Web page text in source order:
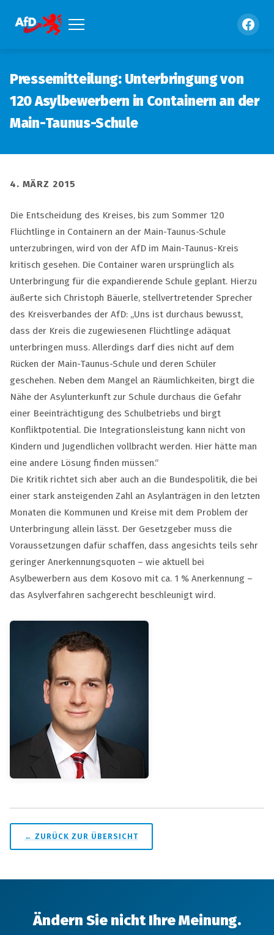
Pressemitteilung: Unterbringung von
120 Asylbewerbern in Containern an der
Main-Taunus-Schule
4. MÄRZ 2015
Die Entscheidung des Kreises, bis zum Sommer 120
Flüchtlinge in Containern an der Main-Taunus-Schule
unterzubringen, wird von der AfD im Main-Taunus-Kreis
kritisch gesehen. Die Container waren ursprünglich als
Unterbringung für die expandierende Schule geplant. Hierzu
äußerte sich Christoph Bäuerle, stellvertretender Sprecher
des Kreisverbandes der AfD: „Uns ist durchaus bewusst,
dass der Kreis die zugewiesenen Flüchtlinge adäquat
unterbringen muss. Allerdings darf dies nicht auf dem
Rücken der Main-Taunus-Schule und deren Schüler
geschehen. Neben dem Mangel an Räumlichkeiten, birgt die
Nähe der Asylunterkunft zur Schule durchaus die Gefahr
einer Beeinträchtigung des Schulbetriebs und birgt
Konfliktpotential. Die Integrationsleistung kann nicht von
Kindern und Jugendlichen vollbracht werden. Hier hätte man
eine andere Lösung finden müssen.“
Die Kritik richtet sich aber auch an die Bundespolitik, die bei
einer stark ansteigenden Zahl an Asylanträgen in den letzten
Monaten die Kommunen und Kreise mit dem Problem der
Unterbringung allein lässt. Der Gesetzgeber muss die
Voraussetzungen dafür schaffen, dass angesichts teils sehr
geringer Anerkennungsquoten – wie aktuell bei
Asylbewerbern aus dem Kosovo mit ca. 1 % Anerkennung –
das Asylverfahren sachgerecht beschleunigt wird.
← ZURÜCK ZUR ÜBERSICHT
Ändern Sie nicht Ihre Meinung.